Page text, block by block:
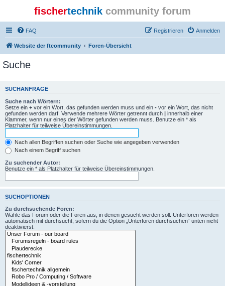
fischertechnik community forum
FAQ Anmelden
Registrieren
Website der ftcommunity Foren-Übersicht
Suche
SUCHANFRAGE
Suche nach Wörtern:
Setze ein + vor ein Wort, das gefunden werden muss und ein - vor ein Wort, das nicht
gefunden werden darf. Verwende mehrere Wörter getrennt durch | innerhalb einer
Klammer, wenn nur eines der Wörter gefunden werden muss. Benutze ein * als
Platzhalter für teilweise Übereinstimmungen.
Nach allen Begriffen suchen oder Suche wie angegeben verwenden
Nach einem Begriff suchen
Zu suchender Autor:
Benutze ein * als Platzhalter für teilweise Übereinstimmungen.
SUCHOPTIONEN
Zu durchsuchende Foren:
Wähle das Forum oder die Foren aus, in denen gesucht werden soll. Unterforen werden
automatisch mit durchsucht, sofern du die Option „Unterforen durchsuchen“ unten nicht
deaktivierst.